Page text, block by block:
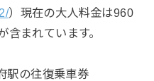
）現在の大人料金は960
含まれています。
駅の往復乗車券